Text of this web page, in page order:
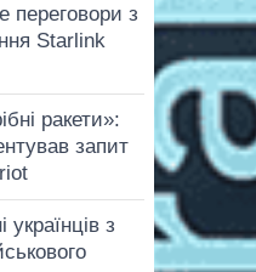
переговори з
Starlink
ракети»:
запит
з